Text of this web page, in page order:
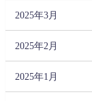
2025年3月
2025年2月
2025年1月